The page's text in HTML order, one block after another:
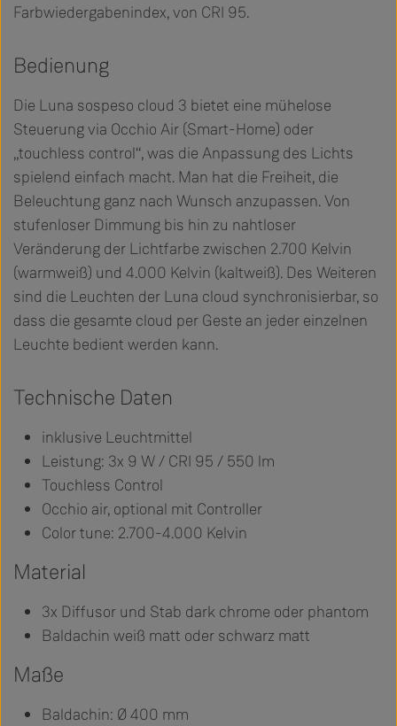
Farbwiedergabenindex, von CRI 95.
Bedienung
Die Luna sospeso cloud 3 bietet eine mühelose
Steuerung via Occhio Air (Smart-Home) oder
„touchless control“, was die Anpassung des Lichts
spielend einfach macht. Man hat die Freiheit, die
Beleuchtung ganz nach Wunsch anzupassen. Von
stufenloser Dimmung bis hin zu nahtloser
Veränderung der Lichtfarbe zwischen 2.700 Kelvin
(warmweiß) und 4.000 Kelvin (kaltweiß). Des Weiteren
sind die Leuchten der Luna cloud synchronisierbar, so
dass die gesamte cloud per Geste an jeder einzelnen
Leuchte bedient werden kann.
Technische Daten
inklusive Leuchtmittel
Leistung: 3x 9 W / CRI 95 / 550 lm
Touchless Control
Occhio air, optional mit Controller
Color tune: 2.700-4.000 Kelvin
Material
3x Diffusor und Stab dark chrome oder phantom
Baldachin weiß matt oder schwarz matt
Maße
Baldachin: Ø 400 mm